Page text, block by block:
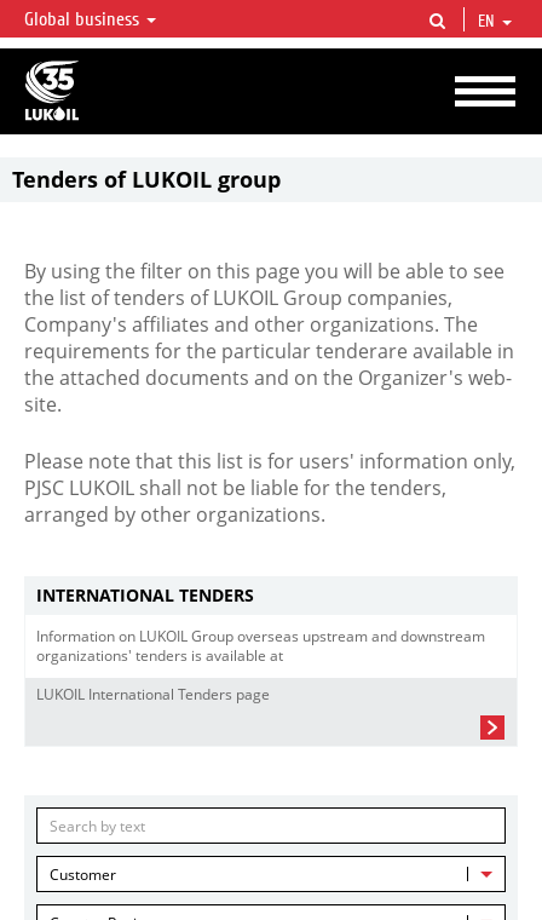
LUKOIL OVERVIEW
LUKOIL is one of the largest oil & gas vertical integrated companies in the world
accounting for over 2% of crude production and circa 1% of proved hydrocarbon
reserves globally.
Global business EN
Tenders of LUKOIL group
By using the filter on this page you will be able to see
the list of tenders of LUKOIL Group companies,
Company's affiliates and other organizations. The
requirements for the particular tenderare available in
the attached documents and on the Organizer's web-
site.
Please note that this list is for users' information only,
PJSC LUKOIL shall not be liable for the tenders,
arranged by other organizations.
INTERNATIONAL TENDERS
Information on LUKOIL Group overseas upstream and downstream
organizations' tenders is available at
LUKOIL International Tenders page
Customer